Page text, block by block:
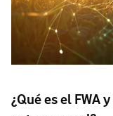
¿Qué es el FWA